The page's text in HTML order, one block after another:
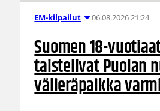
EM-kilpailut 06.08.2026 21:24
Suomen 18-
taistelivat Puolan
välieräpaikka